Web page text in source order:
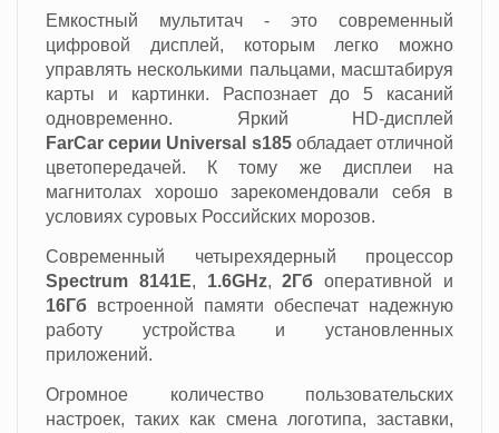
Емкостный мультитач - это современный
цифровой дисплей, которым легко можно
управлять несколькими пальцами, масштабируя
карты и картинки. Распознает до 5 касаний
одновременно. Яркий HD-дисплей
FarCar серии Universal s185 обладает отличной
цветопередачей. К тому же дисплеи на
магнитолах хорошо зарекомендовали себя в
условиях суровых Российских морозов.
Современный четырехядерный процессор
Spectrum 8141E, 1.6GHz,2Гб оперативной и
16Гб встроенной памяти обеспечат надежную
работу устройства и установленных
приложений.
Огромное количество пользовательских
настроек, таких как смена логотипа, заставки,